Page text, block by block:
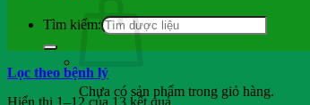
Chưa có sản phẩm trong giỏ hàng.
Tìm kiếm:
Lọc theo bệnh lý
Hiển thị 1–12 của 13 kết quả